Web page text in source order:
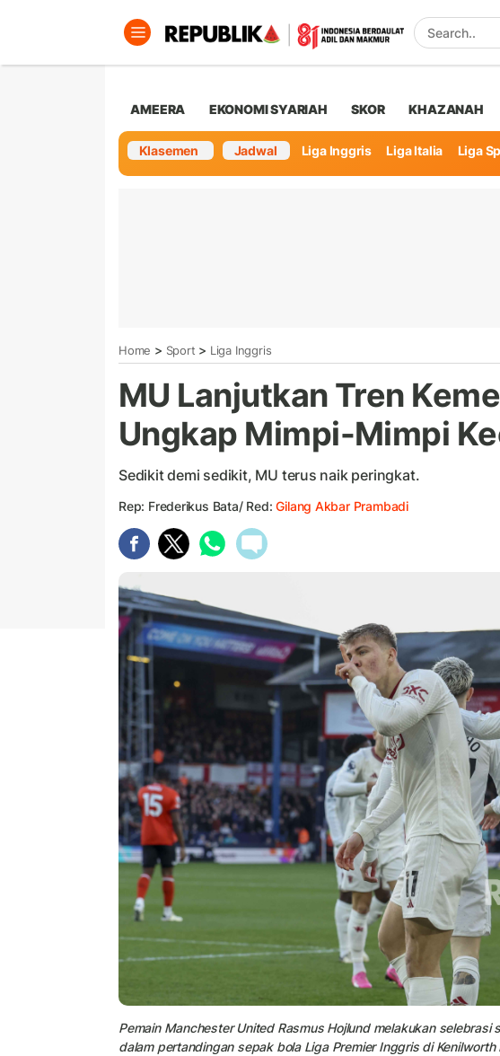
AMEERA EKONOMI SYARIAH SKOR KHAZANAH
Klasemen Jadwal Liga Inggris Liga Italia Liga
Home > Sport > Liga Inggris
MU Lanjutkan Tren
Ungkap Mimpi-Mimpi
Sedikit demi sedikit, MU terus naik peringkat.
Rep: Frederikus Bata/ Red:Gilang Akbar Prambadi
Pemain Manchester United Rasmus Hojlund melakukan
dalam pertandingan sepak bola Liga Premier Inggris di